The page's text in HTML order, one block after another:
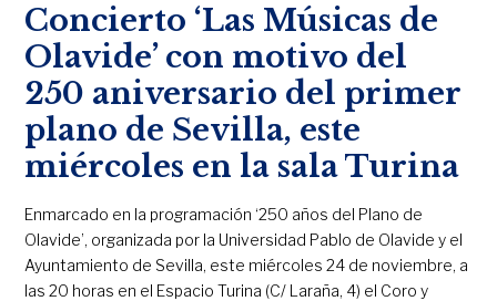
Concierto ‘Las Músicas de
Olavide’ con motivo del
250 aniversario del primer
plano de Sevilla, este
miércoles en la sala Turina
Enmarcado en la programación ‘250 años del Plano de
Olavide’, organizada por la Universidad Pablo de Olavide y el
Ayuntamiento de Sevilla, este miércoles 24 de noviembre, a
las 20 horas en el Espacio Turina (C/ Laraña, 4) el Coro y